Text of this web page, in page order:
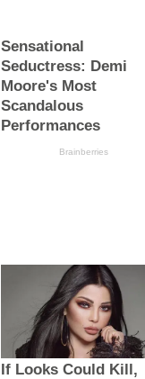
Sensational
Seductress: Demi
Moore's Most
Scandalous
Performances
Brainberries
If Looks Could Kill,